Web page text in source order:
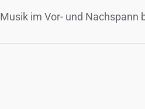
Musik im Vor- und